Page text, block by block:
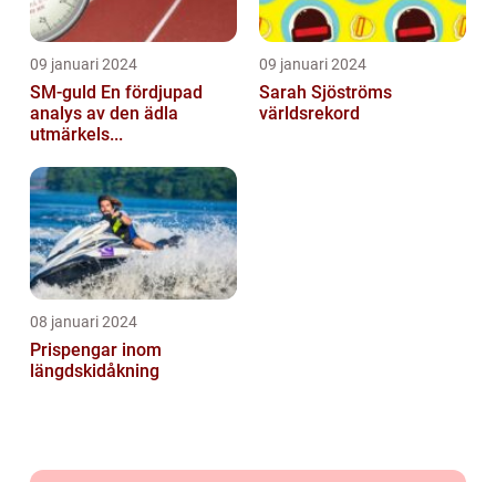
09 januari 2024
SM-guld En fördjupad
analys av den ädla
utmärkels...
09 januari 2024
Sarah Sjöströms
världsrekord
08 januari 2024
Prispengar inom
längdskidåkning